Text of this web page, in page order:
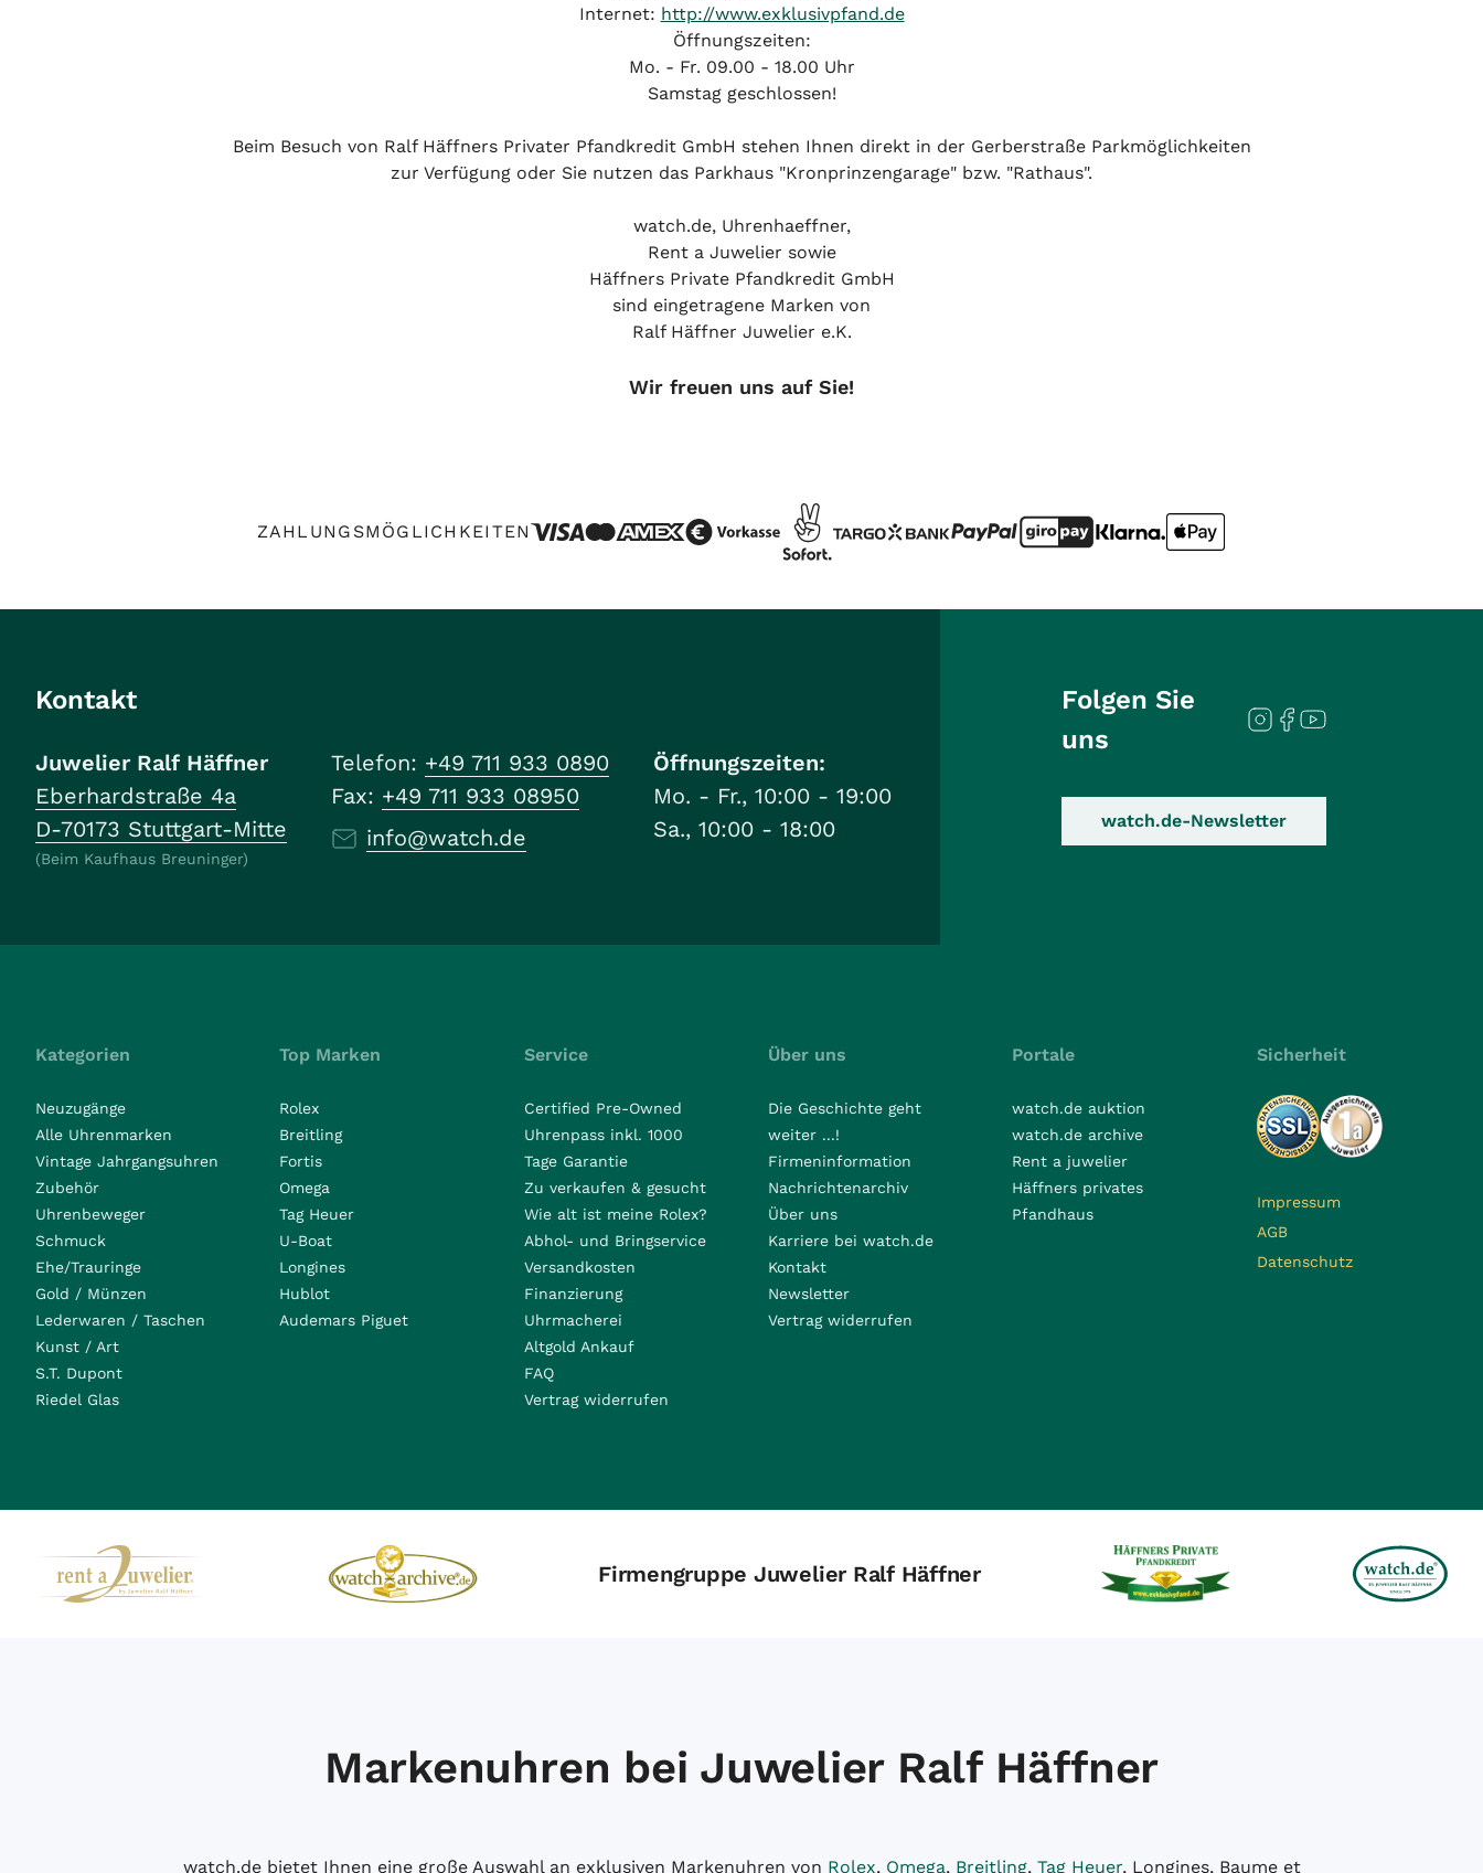
Internet: http://www.exklusivpfand.de
Öffnungszeiten:
Mo. - Fr. 09.00 - 18.00 Uhr
Samstag geschlossen!
Beim Besuch von Ralf Häffners Privater Pfandkredit GmbH stehen Ihnen direkt in der Gerberstraße Parkmöglichkeiten
zur Verfügung oder Sie nutzen das Parkhaus "Kronprinzengarage" bzw. "Rathaus".
watch.de, Uhrenhaeffner,
Rent a Juwelier sowie
Häffners Private Pfandkredit GmbH
sind eingetragene Marken von
Ralf Häffner Juwelier e.K.
Wir freuen uns auf Sie!
ZAHLUNGSMÖGLICHKEITEN
Kontakt
Juwelier Ralf Häffner
Eberhardstraße 4a
D-70173 Stuttgart-Mitte
(Beim Kaufhaus Breuninger)
Telefon: +49 711 933 0890
Fax: +49 711 933 08950
info@watch.de
Öffnungszeiten:
Mo. - Fr., 10:00 - 19:00
Sa., 10:00 - 18:00
Folgen Sie
uns
watch.de-Newsletter
Kategorien
Neuzugänge
Alle Uhrenmarken
Vintage Jahrgangsuhren
Zubehör
Uhrenbeweger
Schmuck
Ehe/Trauringe
Gold / Münzen
Lederwaren / Taschen
Kunst / Art
S.T. Dupont
Riedel Glas
Top Marken
Rolex
Breitling
Fortis
Omega
Tag Heuer
U-Boat
Longines
Hublot
Audemars Piguet
Service
Certified Pre-Owned
Uhrenpass inkl. 1000
Tage Garantie
Zu verkaufen & gesucht
Wie alt ist meine Rolex?
Abhol- und Bringservice
Versandkosten
Finanzierung
Uhrmacherei
Altgold Ankauf
FAQ
Vertrag widerrufen
Über uns
Die Geschichte geht
weiter ...!
Firmeninformation
Nachrichtenarchiv
Über uns
Karriere bei watch.de
Kontakt
Newsletter
Vertrag widerrufen
Portale
watch.de auktion
watch.de archive
Rent a juwelier
Häffners privates
Pfandhaus
Sicherheit
Impressum
AGB
Datenschutz
Firmengruppe Juwelier Ralf Häffner
Markenuhren bei Juwelier Ralf Häffner
watch.de bietet Ihnen eine große Auswahl an exklusiven Markenuhren von Rolex, Omega, Breitling, Tag Heuer, Longines, Baume et